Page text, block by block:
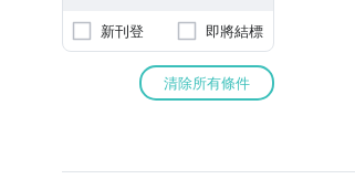
新刊登 即將結標
清除所有條件